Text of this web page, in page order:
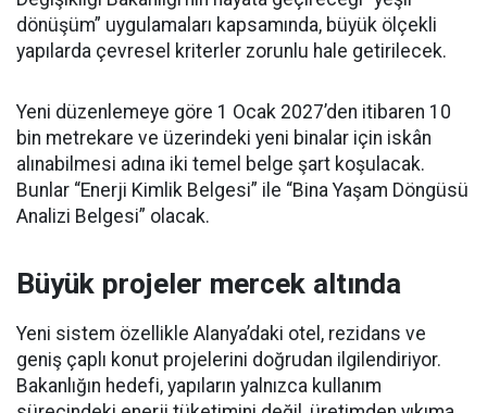
dönüşüm” uygulamaları kapsamında, büyük ölçekli
yapılarda çevresel kriterler zorunlu hale getirilecek.
Yeni düzenlemeye göre 1 Ocak 2027’den itibaren 10
bin metrekare ve üzerindeki yeni binalar için iskân
alınabilmesi adına iki temel belge şart koşulacak.
Bunlar “Enerji Kimlik Belgesi” ile “Bina Yaşam Döngüsü
Analizi Belgesi” olacak.
Büyük projeler mercek altında
Yeni sistem özellikle Alanya’daki otel, rezidans ve
geniş çaplı konut projelerini doğrudan ilgilendiriyor.
Bakanlığın hedefi, yapıların yalnızca kullanım